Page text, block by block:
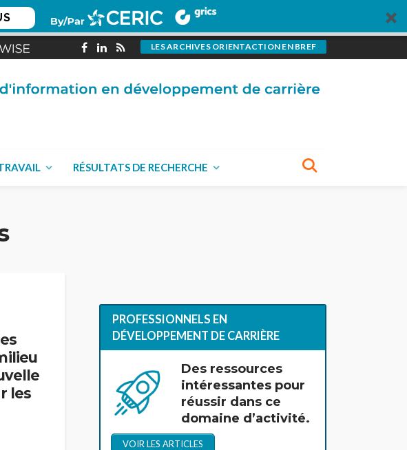
LES ARCHIVES ORIENTACTION EN BREF
RÉSULTATS DE RECHERCHE
les
PROFESSIONNELS EN
DÉVELOPPEMENT DE CARRIÈRE
Des ressources
intéressantes pour
réussir dans ce
domaine d’activité.
VOIR LES ARTICLES